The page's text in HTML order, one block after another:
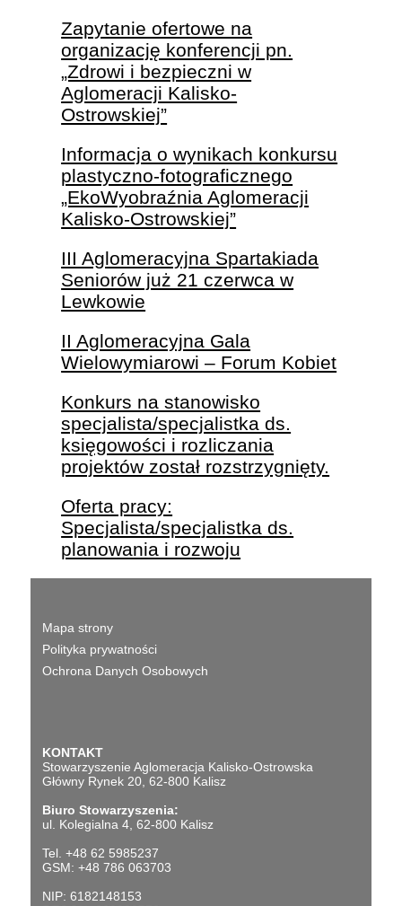
Zapytanie ofertowe na
organizację konferencji pn.
„Zdrowi i bezpieczni w
Aglomeracji Kalisko-
Ostrowskiej”
Informacja o wynikach konkursu
plastyczno-fotograficznego
„EkoWyobraźnia Aglomeracji
Kalisko-Ostrowskiej”
III Aglomeracyjna Spartakiada
Seniorów już 21 czerwca w
Lewkowie
II Aglomeracyjna Gala
Wielowymiarowi – Forum Kobiet
Konkurs na stanowisko
specjalista/specjalistka ds.
księgowości i rozliczania
projektów został rozstrzygnięty.
Oferta pracy:
Specjalista/specjalistka ds.
planowania i rozwoju
Mapa strony
Polityka prywatności
Ochrona Danych Osobowych
KONTAKT
Stowarzyszenie Aglomeracja Kalisko-Ostrowska
Główny Rynek 20, 62-800 Kalisz
Biuro Stowarzyszenia:
ul. Kolegialna 4, 62-800 Kalisz
Tel. +48 62 5985237
GSM: +48 786 063703
NIP: 6182148153